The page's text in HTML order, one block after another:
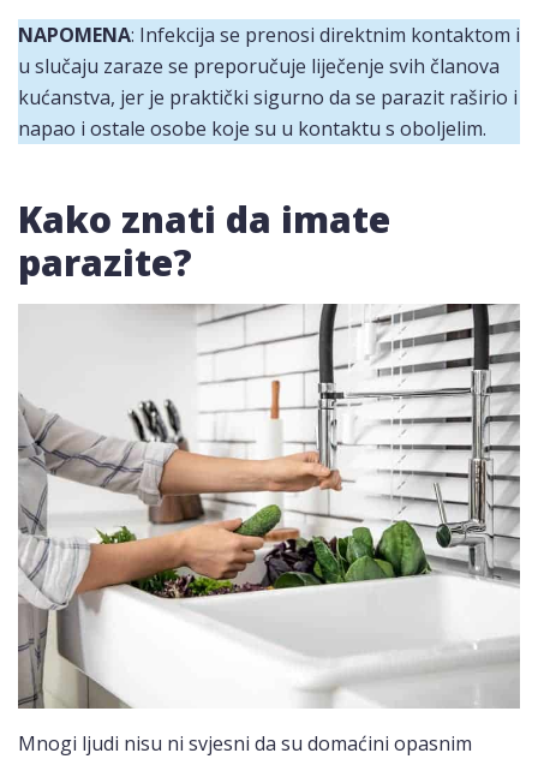
NAPOMENA: Infekcija se prenosi direktnim kontaktom i
u slučaju zaraze se preporučuje liječenje svih članova
kućanstva, jer je praktički sigurno da se parazit raširio i
napao i ostale osobe koje su u kontaktu s oboljelim.
Kako znati da imate
parazite?
Mnogi ljudi nisu ni svjesni da su domaćini opasnim